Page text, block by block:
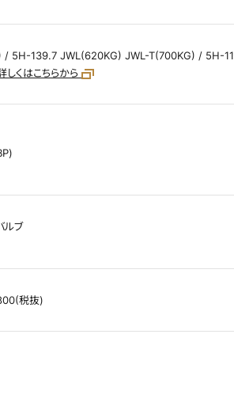
5H-139.7 JWL(620KG) JWL-T(700KG) / 5H-
くはこちらから
ルブ
税抜)